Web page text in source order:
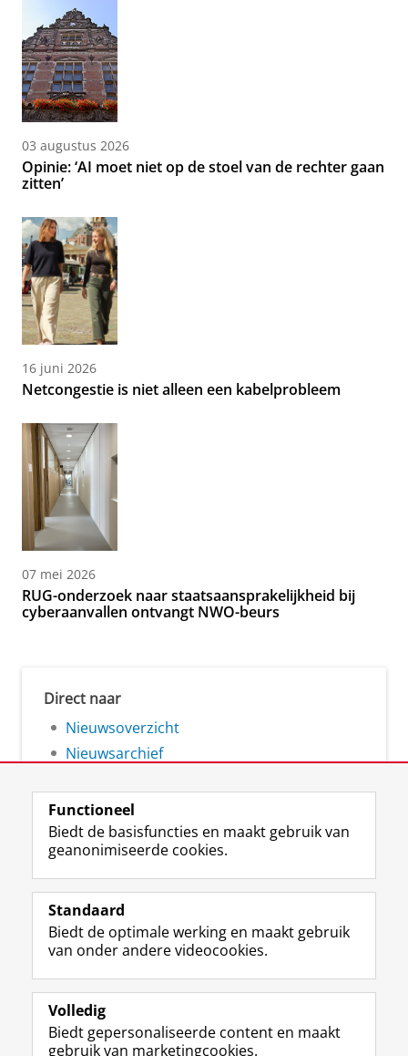
03 augustus 2026
Opinie: ‘AI moet niet op de stoel van de rechter gaan
zitten’
16 juni 2026
Netcongestie is niet alleen een kabelprobleem
07 mei 2026
RUG-onderzoek naar staatsaansprakelijkheid bij
cyberaanvallen ontvangt NWO-beurs
Direct naar
Nieuwsoverzicht
Nieuwsarchief
Volg de RUG
F
a
e
b
o
p
a
L
i
k
e
I
-
p
R
S
-
f
e
R
I
n
t
r
m
Y
o
T
e
k
Studiekiezers
Alumni
Over ons
Functioneel
Biedt de basisfuncties en maakt gebruik van
geanonimiseerde cookies.
Standaard
Biedt de optimale werking en maakt gebruik
van onder andere videocookies.
Volledig
Biedt gepersonaliseerde content en maakt
gebruik van marketingcookies.